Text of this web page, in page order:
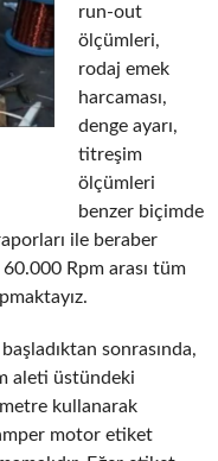
run-out
ölçümleri,
rodaj emek
harcaması,
denge ayarı,
titreşim
ölçümleri
benzer biçimde
ile beraber
Rpm arası tüm
sonrasında,
aleti üstündeki
kullanarak
amper motor etiket